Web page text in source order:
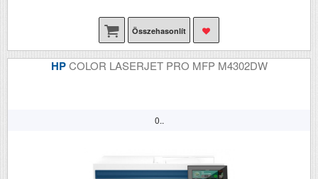
Összehasonlít
HPCOLOR LASERJET PRO MFP M4302DW
0..